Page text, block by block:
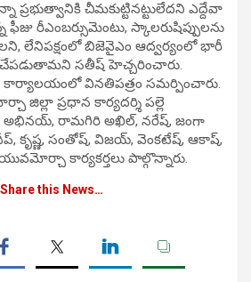
ప్రభుత్వానికి చీమకుట్టినట్టులేదని ఎద్దేవా
ఫీజు రీఎంబర్సుమెంటు, స్కాలరుషిప్పులను
లేనిపక్షంలో బిజెవైఎం ఆద్వర్యంలో భారీ
సతీష్ హెచ్చరించారు.
కార్యాలయంలో వినతిపత్రం సమర్పించారు.
జిల్లా ప్రధాన కార్యదర్శి పల్లె
అభినయ్, రామగిరి అఖిల్, నరేష్, జంగా
కృష్ణ, సంతోష్, విజయ్, వెంకటేష్, ఆకాష్,
కార్యకర్తలు పాల్గొన్నారు.
Share this News…